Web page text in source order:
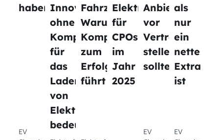
haben
EV
Innovation
ohne
Kompromisse
für
das
Laden
von
Elektrofahrzeugen
bedeutet
Fahrzeugen:
Warum
Komplexität
zum
Erfolg
führt
Elektrofahrzeugen
für
CPOs
im
Jahr
2025
Anbieter
vor
stellen
sollte
EV
als
nur
ein
nettes
Extra
ist
EV